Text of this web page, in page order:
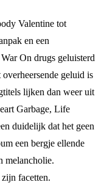
Valentine tot
en een
On drugs geluisterd
geluid is
lijken dan weer uit
Garbage, Life
duidelijk dat het geen
een bergje ellende
melancholie.
facetten.